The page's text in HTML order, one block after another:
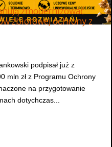
zmodernizować
zbiorowej ochrony z
podpisał już z
mln zł z Programu Ochrony
na przygotowanie
dotychczas...